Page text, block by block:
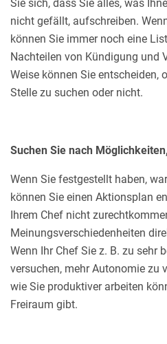
Sie sich, dass Sie alles, was
nicht gefällt, aufschreiben.
können Sie immer noch eine
Nachteilen von Kündigung und
Weise können Sie entscheiden,
Stelle zu suchen oder nicht.
Suchen Sie nach
Wenn Sie festgestellt haben,
können Sie einen Aktionsplan
Ihrem Chef nicht
Meinungsverschiedenheiten
Wenn Ihr Chef Sie z. B. zu sehr
versuchen, mehr Autonomie zu
wie Sie produktiver arbeiten
Freiraum gibt.